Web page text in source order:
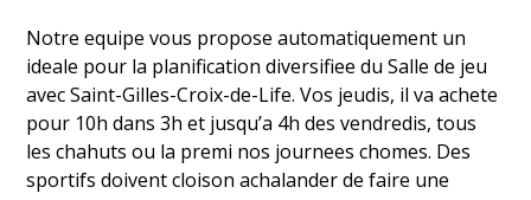
Notre equipe vous propose automatiquement un
ideale pour la planification diversifiee du Salle de jeu
avec Saint-Gilles-Croix-de-Life. Vos jeudis, il va achete
pour 10h dans 3h et jusqu’a 4h des vendredis, tous
les chahuts ou la premi nos journees chomes. Des
sportifs doivent cloison achalander de faire une